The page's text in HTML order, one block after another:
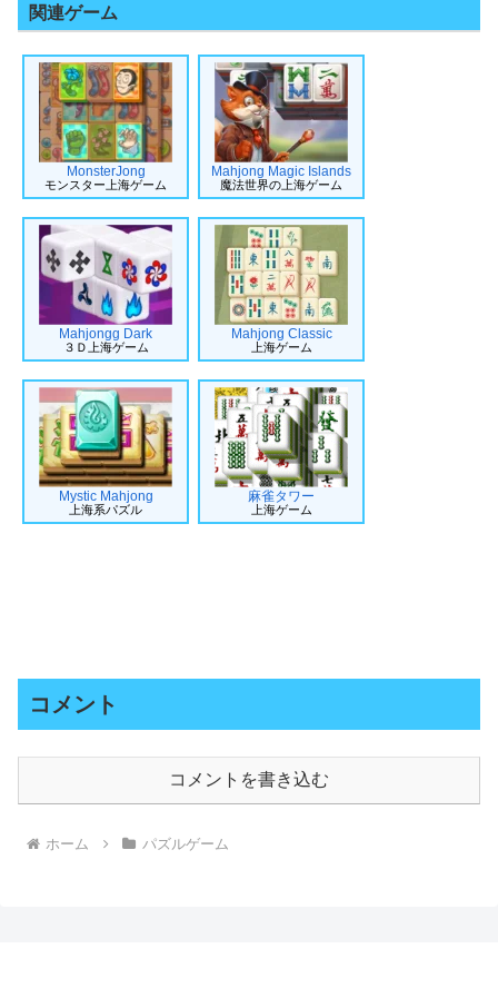
関連ゲーム
MonsterJong
モンスター上海ゲーム
Mahjong Magic Islands
魔法世界の上海ゲーム
Mahjongg Dark
３Ｄ上海ゲーム
Mahjong Classic
上海ゲーム
Mystic Mahjong
上海系パズル
麻雀タワー
上海ゲーム
コメント
コメントを書き込む
ホーム パズルゲーム